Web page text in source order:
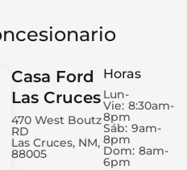
Casa Ford
Las Cruces
470 West Boutz
RD
Las Cruces, NM,
88005
Horas
Lun-
Vie: 8:30am-
8pm
Sáb: 9am-
8pm
Dom: 8am-
6pm